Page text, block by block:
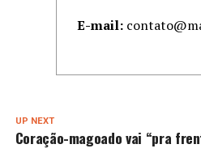
E-mail:
UP NEXT
Coração-magoado vai “pra